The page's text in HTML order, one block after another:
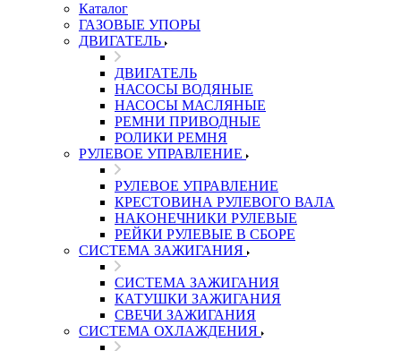
Каталог
ГАЗОВЫЕ УПОРЫ
ДВИГАТЕЛЬ
ДВИГАТЕЛЬ
НАСОСЫ ВОДЯНЫЕ
НАСОСЫ МАСЛЯНЫЕ
РЕМНИ ПРИВОДНЫЕ
РОЛИКИ РЕМНЯ
РУЛЕВОЕ УПРАВЛЕНИЕ
РУЛЕВОЕ УПРАВЛЕНИЕ
КРЕСТОВИНА РУЛЕВОГО ВАЛА
НАКОНЕЧНИКИ РУЛЕВЫЕ
РЕЙКИ РУЛЕВЫЕ В СБОРЕ
СИСТЕМА ЗАЖИГАНИЯ
СИСТЕМА ЗАЖИГАНИЯ
КАТУШКИ ЗАЖИГАНИЯ
СВЕЧИ ЗАЖИГАНИЯ
СИСТЕМА ОХЛАЖДЕНИЯ